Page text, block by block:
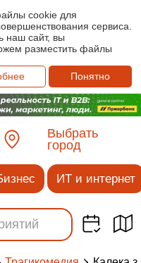
cookie для
сервиса.
наш сайт, вы
разместить файлы
Понятно
Выбрать
город
ИТ и интернет